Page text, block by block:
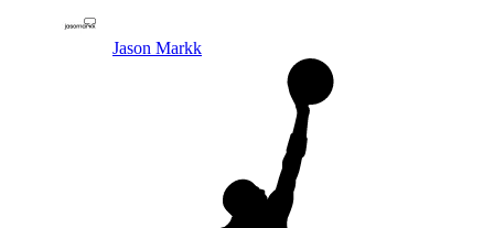
Jason Markk